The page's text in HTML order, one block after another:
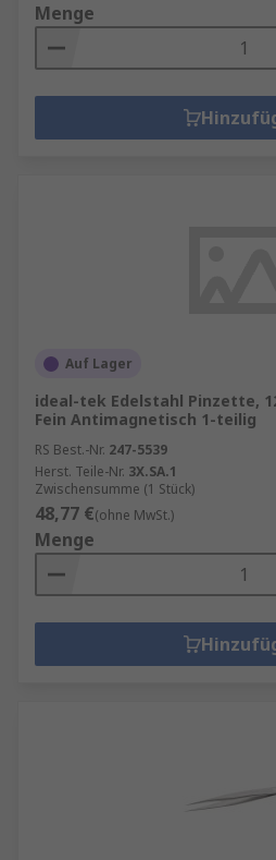
Menge
Auf Lager
ideal-tek Edelstahl Pinzette,
Fein Antimagnetisch 1-teilig
RS Best.-Nr. 247-5539
Herst. Teile-Nr. 3X.SA.1
Zwischensumme (1 Stück)
48,77 €(ohne MwSt.)
Menge